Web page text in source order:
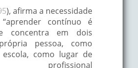
), afirma a necessidade
contínuo é
concentra em dois
pessoa, como
como lugar de
profissional